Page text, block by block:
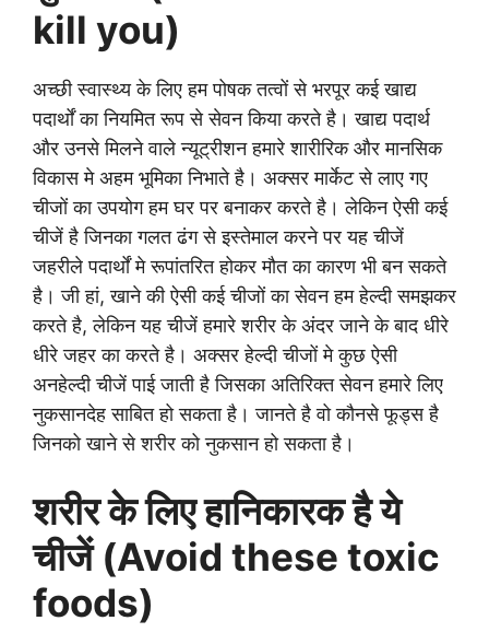
kill you)
अच्छी स्वास्थ्य के लिए हम पोषक तत्वों से भरपूर कई खाद्य
पदार्थों का नियमित रूप से सेवन किया करते है। खाद्य पदार्थ
और उनसे मिलने वाले न्यूट्रीशन हमारे शारीरिक और मानसिक
विकास मे अहम भूमिका निभाते है। अक्सर मार्केट से लाए गए
चीजों का उपयोग हम घर पर बनाकर करते है। लेकिन ऐसी कई
चीजें है जिनका गलत ढंग से इस्तेमाल करने पर यह चीजें
जहरीले पदार्थों मे रूपांतरित होकर मौत का कारण भी बन सकते
है। जी हां, खाने की ऐसी कई चीजों का सेवन हम हेल्दी समझकर
करते है, लेकिन यह चीजें हमारे शरीर के अंदर जाने के बाद धीरे
धीरे जहर का करते है। अक्सर हेल्दी चीजों मे कुछ ऐसी
अनहेल्दी चीजें पाई जाती है जिसका अतिरिक्त सेवन हमारे लिए
नुकसानदेह साबित हो सकता है। जानते है वो कौनसे फूड्स है
जिनको खाने से शरीर को नुकसान हो सकता है।
शरीर के लिए हानिकारक है ये
चीजें (Avoid these toxic
foods)